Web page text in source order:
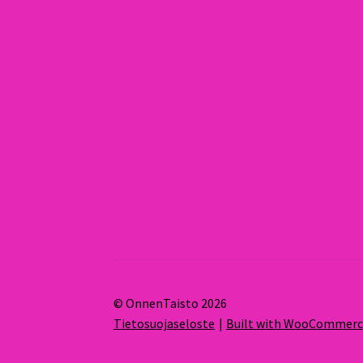
© OnnenTaisto 2026
Tietosuojaseloste
Built with